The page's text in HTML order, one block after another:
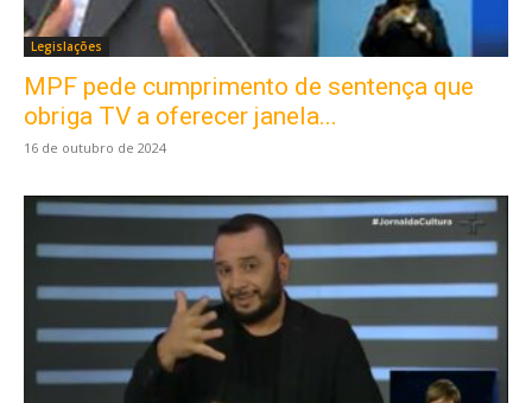
Legislações
MPF pede cumprimento de sentença que
obriga TV a oferecer janela...
16 de outubro de 2024